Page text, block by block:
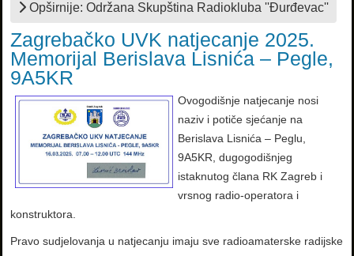
Opširnije: Održana Skupština Radiokluba ''Đurđevac''
Zagrebačko UVK natjecanje 2025.
Memorijal Berislava Lisnića – Pegle,
9A5KR
Ovogodišnje natjecanje nosi
naziv i potiče sjećanje na
Berislava Lisnića – Peglu,
9A5KR, dugogodišnjeg
istaknutog člana RK Zagreb i
vrsnog radio-operatora i
konstruktora.
Pravo sudjelovanja u natjecanju imaju sve radioamaterske radijske